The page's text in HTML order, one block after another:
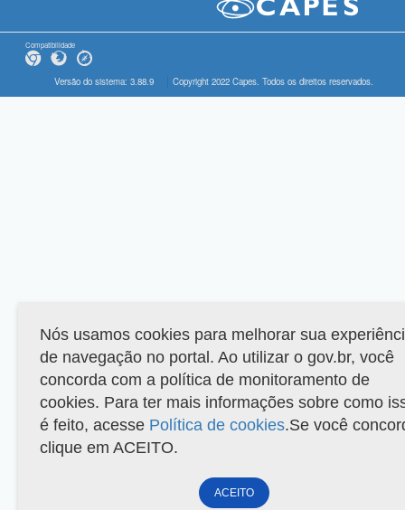
Compatibilidade
Versão do sistema: 3.88.9 Copyright 2022 Capes. Todos os direitos reservados.
Nós usamos cookies para melhorar sua
de navegação no portal. Ao utilizar o gov.br, você
concorda com a política de monitoramento de
cookies. Para ter mais informações sobre como
é feito, acesse Política de cookies.Se você
clique em ACEITO.
ACEITO